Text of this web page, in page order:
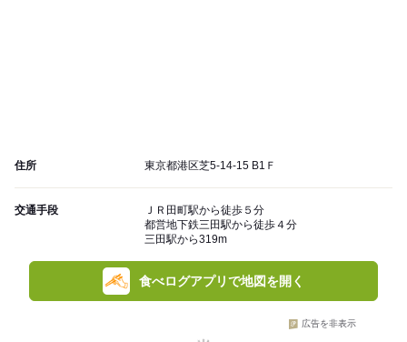
住所 東京都港区芝5-14-15 B1Ｆ
交通手段
ＪＲ田町駅から徒歩５分
都営地下鉄三田駅から徒歩４分
三田駅から319m
食べログアプリで地図を開く
広告を非表示